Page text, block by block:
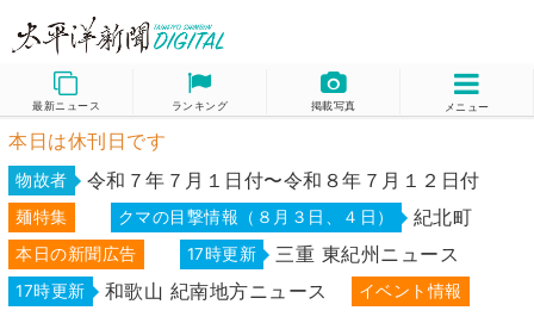
最新ニュース ランキング 掲載写真 メニュー
本日は休刊日です
物故者 令和７年７月１日付〜令和８年７月１２日付
麺特集 クマの目撃情報（８月３日、４日） 紀北町
本日の新聞広告 17時更新 三重 東紀州ニュース
17時更新 和歌山 紀南地方ニュース イベント情報